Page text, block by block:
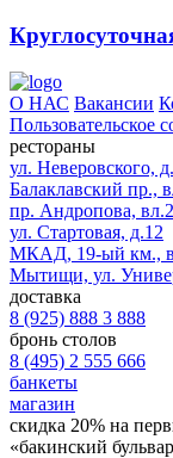
О НАС Вакансии
Пользовательское
рестораны
ул. Неверовского,
Балаклавский пр.,
пр. Андропова,
ул. Стартовая, д.12
МКАД, 19-ый км.,
Мытищи, ул.
доставка
8 (925) 888 3 888
бронь столов
8 (495) 2 555 666
банкеты
магазин
скидка 20% на
«бакинский